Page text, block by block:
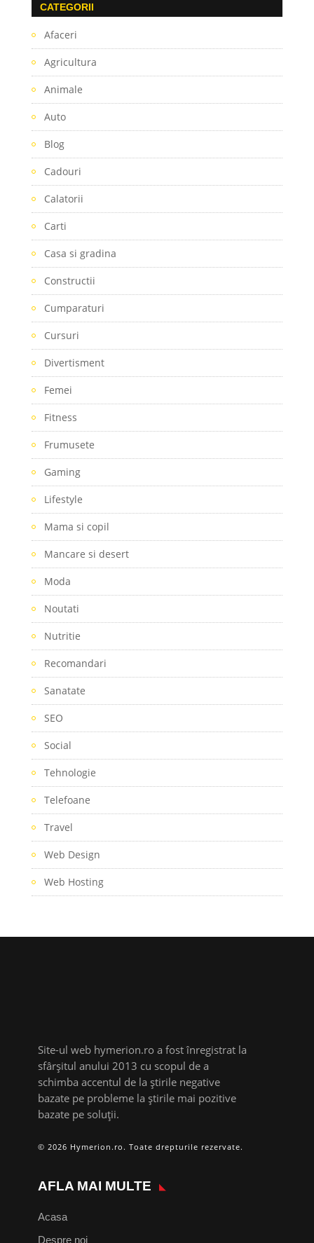
CATEGORII
Afaceri
Agricultura
Animale
Auto
Blog
Cadouri
Calatorii
Carti
Casa si gradina
Constructii
Cumparaturi
Cursuri
Divertisment
Femei
Fitness
Frumusete
Gaming
Lifestyle
Mama si copil
Mancare si desert
Moda
Noutati
Nutritie
Recomandari
Sanatate
SEO
Social
Tehnologie
Telefoane
Travel
Web Design
Web Hosting
Site-ul web hymerion.ro a fost înregistrat la
sfârșitul anului 2013 cu scopul de a
schimba accentul de la știrile negative
bazate pe probleme la știrile mai pozitive
bazate pe soluții.
© 2026 Hymerion.ro. Toate drepturile rezervate.
AFLA MAI MULTE
Acasa
Despre noi